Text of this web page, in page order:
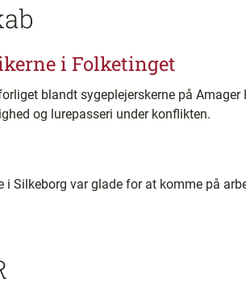
i Folketinget
blandt sygeplejerskerne på
og lurepasseri under konflikten.
i Silkeborg var glade for at komme på